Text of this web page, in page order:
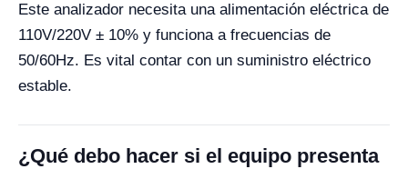
Este analizador necesita una alimentación eléctrica de
110V/220V ± 10% y funciona a frecuencias de
50/60Hz. Es vital contar con un suministro eléctrico
estable.
¿Qué debo hacer si el equipo presenta